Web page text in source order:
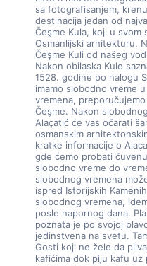
sa fotografisanjem,
destinacija jedan od
Čeşme Kula, koji u svom
Osmanlijski arhitekturu.
Čeşme Kuli od našeg
Nakon obilaska Kule
1528. godine po nalogu
imamo slobodno vreme
vremena,
Čeşme. Nakon
Alaçatıć će vas očarati
osmanskim
kratke informacije o
gde ćemo probati
slobodno vreme do
slobodnog vremena
ispred Istorijskih
slobodnog vremena,
posle napornog dana.
poznata je po svojoj
jedinstvena na svetu.
Gosti koji ne žele da
kafićima dok piju kafu